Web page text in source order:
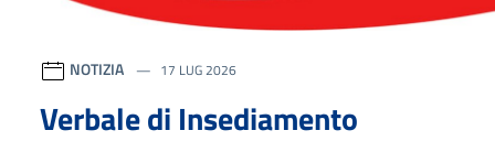
NOTIZIA 17 LUG 2026
Verbale di Insediamento